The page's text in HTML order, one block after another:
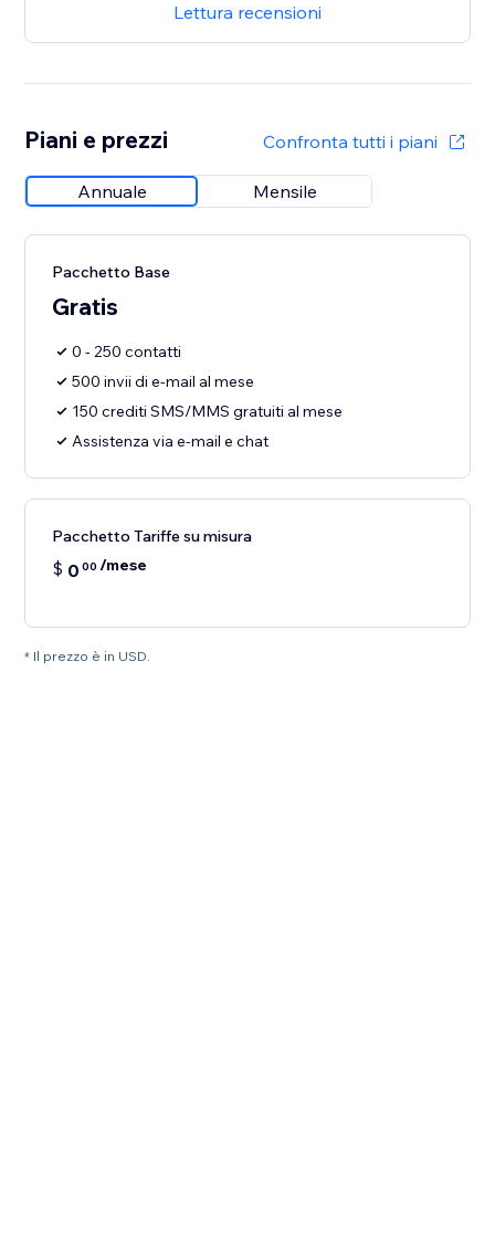
Lettura recensioni
Piani e prezzi Confronta tutti i piani
Annuale Mensile
Pacchetto Base
Gratis
0 - 250 contatti
500 invii di e-mail al mese
150 crediti SMS/MMS gratuiti al mese
Assistenza via e-mail e chat
Pacchetto Tariffe su misura
$ 0 00 /mese
* Il prezzo è in USD.